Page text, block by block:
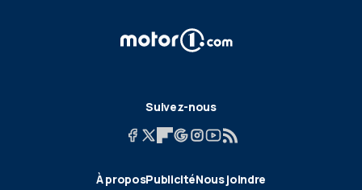
Suivez-nous
À proposPublicitéNous joindre